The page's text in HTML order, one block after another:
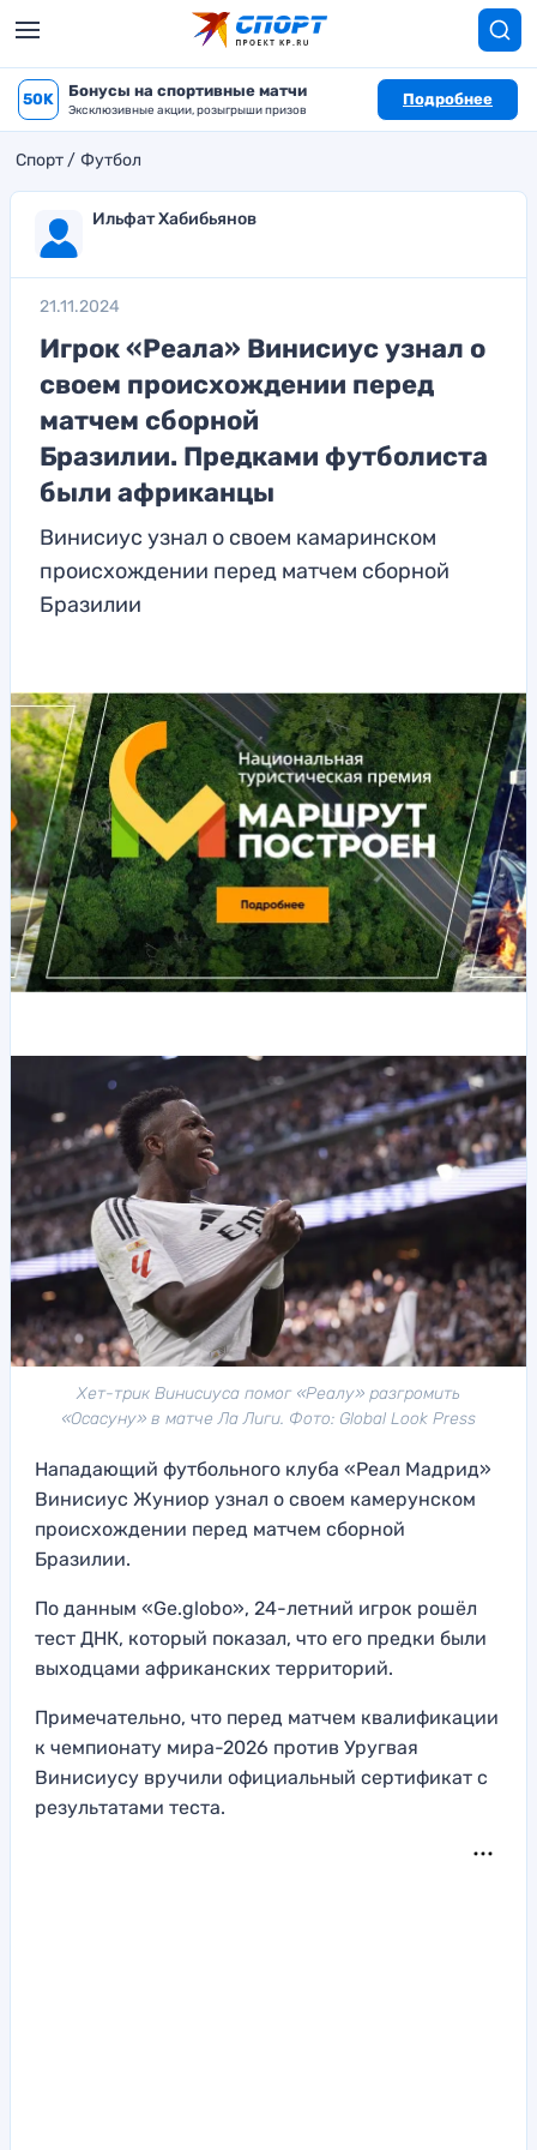
50K Бонусы на спортивные матчи
Эксклюзивные акции, розыгрыши призов
Подробнее
Спорт Футбол
Ильфат Хабибьянов
21.11.2024
Игрок «Реала» Винисиус узнал о
своем происхождении перед
матчем сборной
Бразилии. Предками футболиста
были африканцы
Винисиус узнал о своем камаринском
происхождении перед матчем сборной
Бразилии
Хет-трик Винисиуса помог «Реалу» разгромить
«Осасуну» в матче Ла Лиги. Фото: Global Look Press
Нападающий футбольного клуба «Реал Мадрид»
Винисиус Жуниор узнал о своем камерунском
происхождении перед матчем сборной
Бразилии.
По данным «Ge.globo», 24-летний игрок рошёл
тест ДНК, который показал, что его предки были
выходцами африканских территорий.
Примечательно, что перед матчем квалификации
к чемпионату мира-2026 против Уругвая
Винисиусу вручили официальный сертификат с
результатами теста.